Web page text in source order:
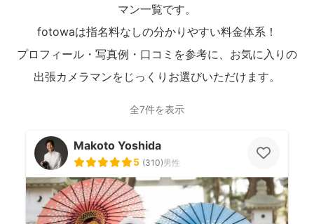
マン一覧です。
fotowaは指名料なしの分かりやすい料金体系！
プロフィール・写真例・口コミを参考に、お気に入りの
出張カメラマンをじっくりお選びいただけます。
全7件を表示
Makoto Yoshida
5 (310)男性